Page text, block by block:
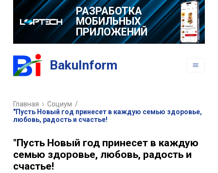
РАЗРАБОТКА
МОБИЛЬНЫХ
ПРИЛОЖЕНИЙ
BakuInform
Главная Социум /
"Пусть Новый год принесет в каждую семью здоровье,
любовь, радость и счастье!
"Пусть Новый год принесет в каждую
семью здоровье, любовь, радость и
счастье!